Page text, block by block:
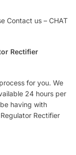
Contact us – CHAT
Rectifier
for you. We
24 hours per
having with
Rectifier